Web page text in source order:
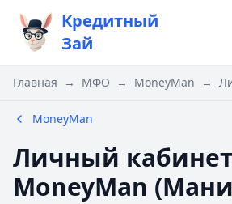
Кредитный
Зай
Главная → МФО → MoneyMan →
MoneyMan
Личный кабинет
MoneyMan